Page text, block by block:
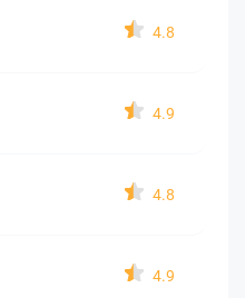
4.8
4.9
4.8
4.9